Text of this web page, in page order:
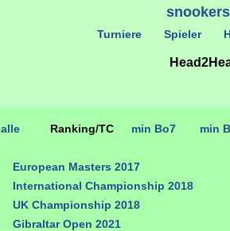
Turniere Spieler
alle Ranking/TC min Bo7 min
European Masters 2017
International Championship 2018
UK Championship 2018
Gibraltar Open 2021